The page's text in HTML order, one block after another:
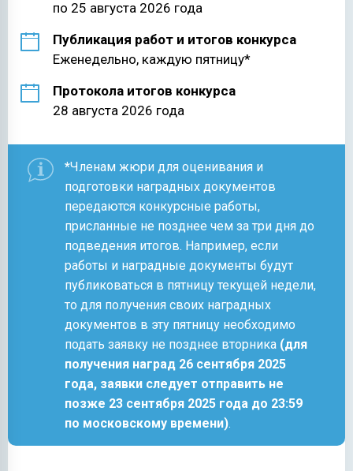
по 25 августа 2026 года
Публикация работ и итогов конкурса
Еженедельно, каждую пятницу*
Протокола итогов конкурса
28 августа 2026 года
*Членам жюри для оценивания и
подготовки наградных документов
передаются конкурсные работы,
присланные не позднее чем за три дня до
подведения итогов. Например, если
работы и наградные документы будут
публиковаться в пятницу текущей недели,
то для получения своих наградных
документов в эту пятницу необходимо
подать заявку не позднее вторника (для
получения наград 26 сентября 2025
года, заявки следует отправить не
позже 23 сентября 2025 года до 23:59
по московскому времени).